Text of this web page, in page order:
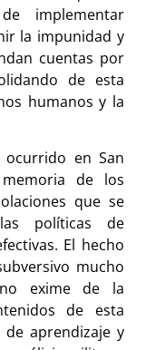
implementar
la impunidad y
cuentas por
de esta
humanos y la
ocurrido en San
de los
que se
políticas de
El hecho
mucho
exime de la
de esta
aprendizaje y